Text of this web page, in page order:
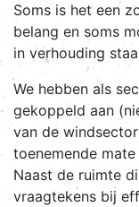
Soms is het een
belang en soms
in verhouding
We hebben als
gekoppeld aan
van de
toenemende
Naast de ruimte
vraagtekens bij